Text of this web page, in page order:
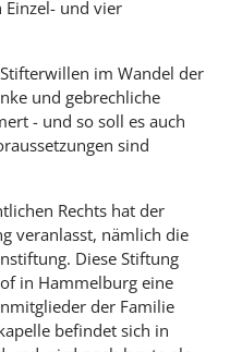
und vier
im Wandel der
und gebrechliche
- und so soll es auch
sind
Rechts hat der
veranlasst, nämlich die
Diese Stiftung
in Hammelburg eine
der Familie
befindet sich in